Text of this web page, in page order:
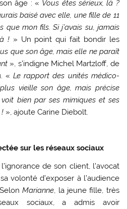
âge : « Vous êtes sérieux, là ?
baisé avec elle, une fille de 11
mon fils. Si j’avais su, jamais
! » Un point qui fait bondir les
que son âge, mais elle ne paraît
», s’indigne Michel Martzloff, de
« Le rapport des unités médico-
vieille son âge, mais précise
bien par ses mimiques et ses
! », ajoute Carine Diebolt.
sur les réseaux sociaux
de son client, l’avocat
volonté d’exposer à l’audience
Marianne , la jeune fille, très
sociaux, a admis avoir